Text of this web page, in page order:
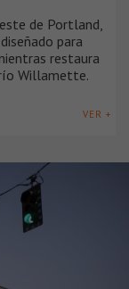
de Portland,
para
restaura
Willamette.
VER +